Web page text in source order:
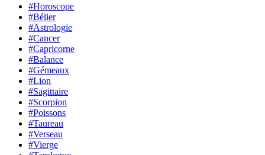
#Horoscope
#Bélier
#Astrologie
#Cancer
#Capricorne
#Balance
#Gémeaux
#Lion
#Sagittaire
#Scorpion
#Poissons
#Taureau
#Verseau
#Vierge